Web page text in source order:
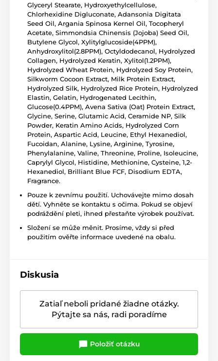
Glyceryl Stearate, Hydroxyethylcellulose,
Chlorhexidine Digluconate, Adansonia Digitata
Seed Oil, Argania Spinosa Kernel Oil, Tocopheryl
Acetate, Simmondsia Chinensis (Jojoba) Seed Oil,
Butylene Glycol, Xylitylglucoside(4PPM),
Anhydroxylitol(2.8PPM), Octyldodecanol, Hydrolyzed
Collagen, Hydrolyzed Keratin, Xylitol(1.2PPM),
Hydrolyzed Wheat Protein, Hydrolyzed Soy Protein,
Silkworm Cocoon Extract, Milk Protein Extract,
Hydrolyzed Silk, Hydrolyzed Rice Protein, Hydrolyzed
Elastin, Gelatin, Hydrogenated Lecithin,
Glucose(0.4PPM), Avena Sativa (Oat) Protein Extract,
Glycine, Serine, Glutamic Acid, Ceramide NP, Silk
Powder, Keratin Amino Acids, Hydrolyzed Corn
Protein, Aspartic Acid, Leucine, Ethyl Hexanediol,
Fucoidan, Alanine, Lysine, Arginine, Tyrosine,
Phenylalanine, Valine, Threonine, Proline, Isoleucine,
Caprylyl Glycol, Histidine, Methionine, Cysteine, 1,2-
Hexanediol, Brilliant Blue FCF, Disodium EDTA,
Fragrance.
Pouze k zevnímu použití. Uchovávejte mimo dosah
dětí. Vyhněte se kontaktu s očima. Pokud se objeví
podráždění pleti, ihned přestaňte výrobek používat.
Složení se může měnit. Prosíme, vždy si před
použitím ověřte informace uvedené na obalu.
Diskusia
Zatiaľ neboli pridané žiadne otázky.
Pýtajte sa nás, radi poradíme
Položiť otázku